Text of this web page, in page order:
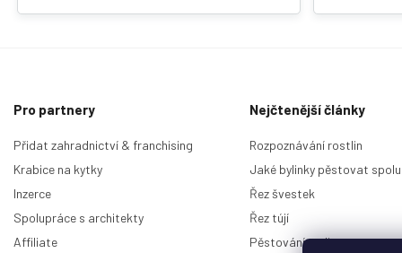
Pro partnery
Přidat zahradnictví & franchising
Krabice na kytky
Inzerce
Spolupráce s architekty
Affiliate
Nejčtenější články
Rozpoznávání rostlin
Jaké bylinky pěstovat spolu
Řez švestek
Řez tújí
Pěstování malin